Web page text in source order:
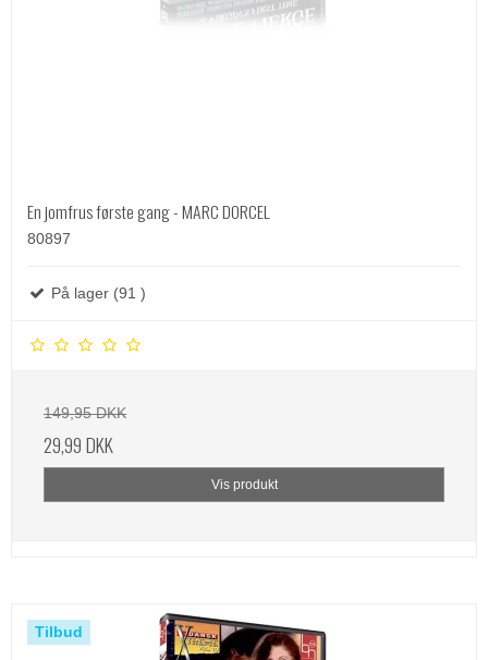
En jomfrus første gang - MARC DORCEL
80897
På lager (91 )
149,95 DKK
29,99 DKK
Vis produkt
Tilbud